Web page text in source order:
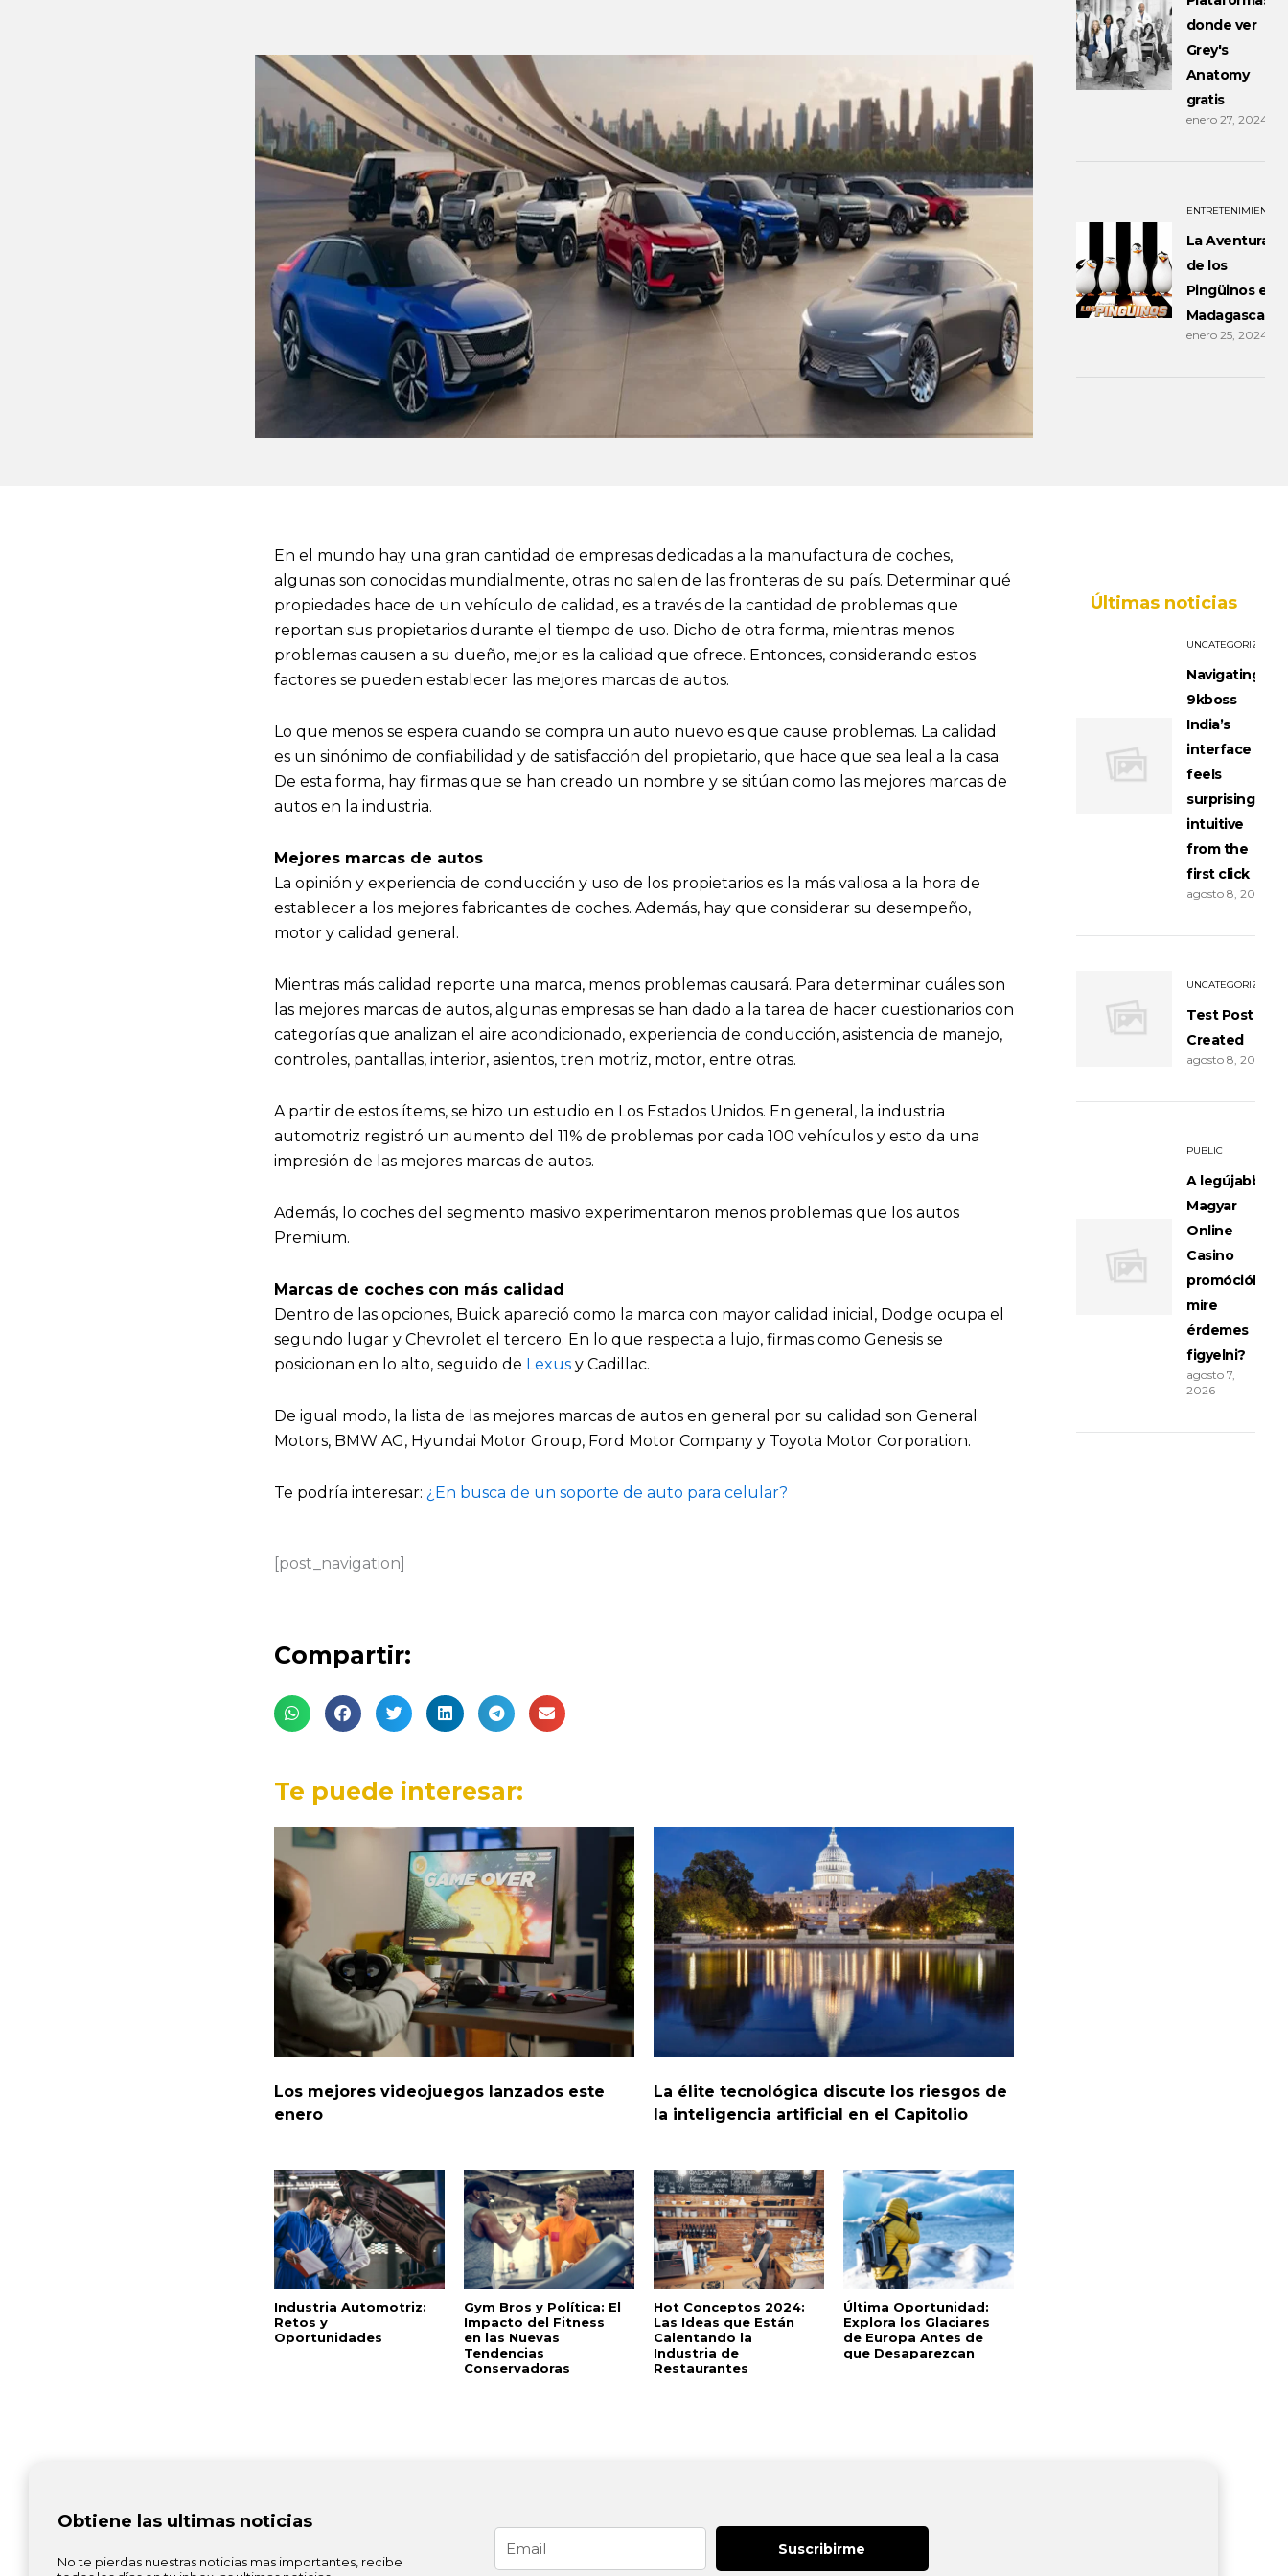
donde ver
Grey's
Anatomy
gratis
enero 27, 2024
ENTRETENIMIENTO
La Aventura
de los
Pingüinos en
Madagascar
enero 25, 2024
En el mundo hay una gran cantidad de empresas dedicadas a la manufactura de coches,
algunas son conocidas mundialmente, otras no salen de las fronteras de su país. Determinar qué
propiedades hace de un vehículo de calidad, es a través de la cantidad de problemas que
reportan sus propietarios durante el tiempo de uso. Dicho de otra forma, mientras menos
problemas causen a su dueño, mejor es la calidad que ofrece. Entonces, considerando estos
factores se pueden establecer las mejores marcas de autos.
Lo que menos se espera cuando se compra un auto nuevo es que cause problemas. La calidad
es un sinónimo de confiabilidad y de satisfacción del propietario, que hace que sea leal a la casa.
De esta forma, hay firmas que se han creado un nombre y se sitúan como las mejores marcas de
autos en la industria.
Mejores marcas de autos
La opinión y experiencia de conducción y uso de los propietarios es la más valiosa a la hora de
establecer a los mejores fabricantes de coches. Además, hay que considerar su desempeño,
motor y calidad general.
Mientras más calidad reporte una marca, menos problemas causará. Para determinar cuáles son
las mejores marcas de autos, algunas empresas se han dado a la tarea de hacer cuestionarios con
categorías que analizan el aire acondicionado, experiencia de conducción, asistencia de manejo,
controles, pantallas, interior, asientos, tren motriz, motor, entre otras.
A partir de estos ítems, se hizo un estudio en Los Estados Unidos. En general, la industria
automotriz registró un aumento del 11% de problemas por cada 100 vehículos y esto da una
impresión de las mejores marcas de autos.
Además, lo coches del segmento masivo experimentaron menos problemas que los autos
Premium.
Marcas de coches con más calidad
Dentro de las opciones, Buick apareció como la marca con mayor calidad inicial, Dodge ocupa el
segundo lugar y Chevrolet el tercero. En lo que respecta a lujo, firmas como Genesis se
posicionan en lo alto, seguido de Lexusy Cadillac.
De igual modo, la lista de las mejores marcas de autos en general por su calidad son General
Motors, BMW AG, Hyundai Motor Group, Ford Motor Company y Toyota Motor Corporation.
Te podría interesar: ¿En busca de un soporte de auto para celular?
[post_navigation]
Compartir:
Te puede interesar:
Los mejores videojuegos lanzados este
enero
La élite tecnológica discute los riesgos de
la inteligencia artificial en el Capitolio
Industria Automotriz:
Retos y
Oportunidades
Gym Bros y Política: El
Impacto del Fitness
en las Nuevas
Tendencias
Conservadoras
Hot Conceptos 2024:
Las Ideas que Están
Calentando la
Industria de
Restaurantes
Última Oportunidad:
Explora los Glaciares
de Europa Antes de
que Desaparezcan
Últimas noticias
UNCATEGORIZED
Navigating
9kboss
India’s
interface
feels
surprisingly
intuitive
from the
first click
agosto 8, 2026
UNCATEGORIZED
Test Post
Created
agosto 8, 2026
PUBLIC
A legújabb
Magyar
Online
Casino
promóciók:
mire
érdemes
figyelni?
agosto 7,
2026
Obtiene las ultimas noticias
No te pierdas nuestras noticias mas importantes, recibe
Suscribirme